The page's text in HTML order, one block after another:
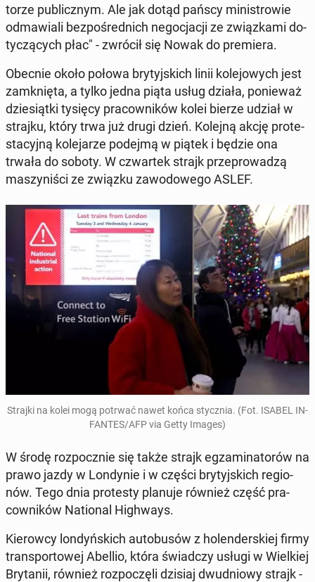
to­rze pu­blicz­nym. Ale jak dotąd pańscy mi­ni­stro­wie
od­ma­wia­li bez­po­śred­nich ne­go­cja­cji ze związ­ka­mi do­
ty­czą­cych płac" - zwrócił się Nowak do pre­mie­ra.
Obecnie około połowa bry­tyj­skich linii ko­le­jo­wych jest
za­mknię­ta, a tylko jedna piąta usług działa, po­nie­waż
dzie­siąt­ki tysięcy pra­cow­ni­ków kolei bierze udział w
strajku, który trwa już drugi dzień. Kolejną akcję pro­te­
sta­cyj­ną ko­le­ja­rze podejmą w piątek i będzie ona
trwała do soboty. W czwar­tek strajk prze­pro­wa­dzą
ma­szy­ni­ści ze związku za­wo­do­we­go ASLEF.
Strajki na kolei mogą potrwać nawet końca stycz­nia. (Fot. ISABEL IN­
FAN­TES/AFP via Getty Images)
W środę roz­pocz­nie się także strajk eg­za­mi­na­to­rów na
prawo jazdy w Lon­dy­nie i w części bry­tyj­skich re­gio­
nów. Tego dnia pro­te­sty planuje również część pra­
cow­ni­ków Na­tio­nal Hi­gh­ways.
Kie­row­cy lon­dyń­skich au­to­bu­sów z ho­len­der­skiej firmy
trans­por­to­wej Abellio, która świad­czy usługi w Wiel­kiej
Bry­ta­nii, również roz­po­czę­li dzisiaj dwu­dnio­wy strajk -